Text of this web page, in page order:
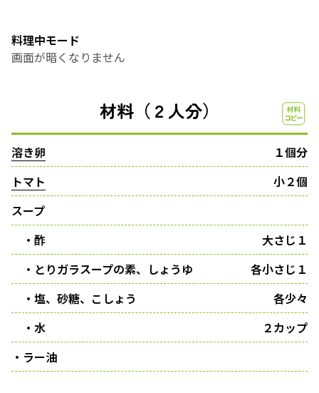
料理中モード
画面が暗くなりません
材料（２人分）
溶き卵
１個分
トマト
小２個
スープ
・酢
大さじ１
・とりガラスープの素、しょうゆ
各小さじ１
・塩、砂糖、こしょう
各少々
・水
２カップ
・ラー油